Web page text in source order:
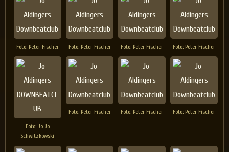
Foto: Peter Fischer Foto: Peter Fischer Foto: Peter Fischer Foto: Peter Fischer
Foto: Jo Jo
Schwitzkowski
Foto: Peter Fischer Foto: Peter Fischer Foto: Peter Fischer